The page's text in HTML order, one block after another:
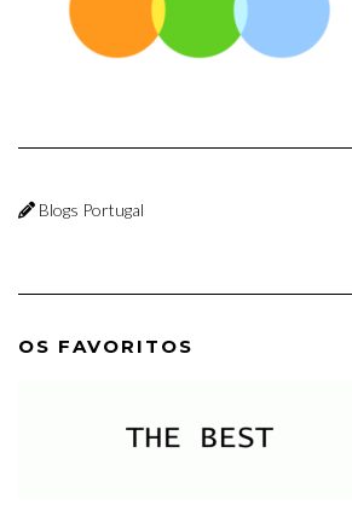
Blogs Portugal
OS FAVORITOS